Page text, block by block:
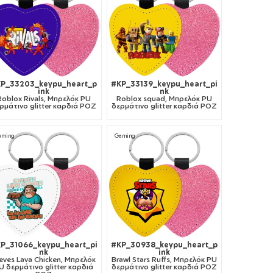
ink
Rivals, Μπρελόκ PU
glitter καρδιά ΡΟΖ
#KP_33139_keypu_heart_pi
nk
Roblox squad, Μπρελόκ PU
δερμάτινο glitter καρδιά ΡΟΖ
nk
Lava Chicken, Μπρελόκ
δερμάτινο glitter καρδιά
Gaming
#KP_30938_keypu_heart_p
ink
Brawl Stars Ruffs, Μπρελόκ PU
δερμάτινο glitter καρδιά ΡΟΖ